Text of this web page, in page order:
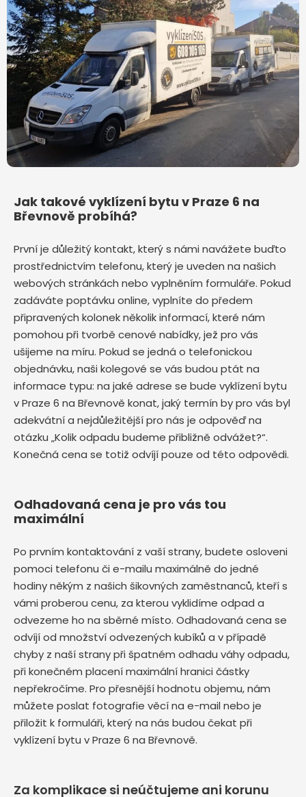
Jak takové vyklízení bytu v Praze 6 na
Břevnově probíhá?
První je důležitý kontakt, který s námi navážete buďto
prostřednictvím telefonu, který je uveden na našich
webových stránkách nebo vyplněním formuláře. Pokud
zadáváte poptávku online, vyplníte do předem
připravených kolonek několik informací, které nám
pomohou při tvorbě cenové nabídky, jež pro vás
ušijeme na míru. Pokud se jedná o telefonickou
objednávku, naši kolegové se vás budou ptát na
informace typu: na jaké adrese se bude vyklízení bytu
v Praze 6 na Břevnově konat, jaký termín by pro vás byl
adekvátní a nejdůležitější pro nás je odpověď na
otázku „Kolik odpadu budeme přibližně odvážet?“.
Konečná cena se totiž odvíjí pouze od této odpovědi.
Odhadovaná cena je pro vás tou
maximální
Po prvním kontaktování z vaší strany, budete osloveni
pomoci telefonu či e-mailu maximálně do jedné
hodiny někým z našich šikovných zaměstnanců, kteří s
vámi proberou cenu, za kterou vyklidíme odpad a
odvezeme ho na sběrné místo. Odhadovaná cena se
odvíjí od množství odvezených kubíků a v případě
chyby z naší strany při špatném odhadu váhy odpadu,
při konečném placení maximální hranici částky
nepřekročíme. Pro přesnější hodnotu objemu, nám
můžete poslat fotografie věcí na e-mail nebo je
přiložit k formuláři, který na nás budou čekat při
vyklízení bytu v Praze 6 na Břevnově.
Za komplikace si neúčtujeme ani korunu